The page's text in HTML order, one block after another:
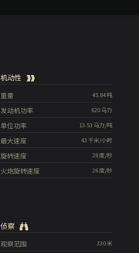
机动性
45.84吨
重量
620马力
发动机功率
13.53 马力/吨
单位功率
43千米/小时
最大速度
28度/秒
旋转速度
26度/秒
火炮旋转速度
侦察
330米
观察范围